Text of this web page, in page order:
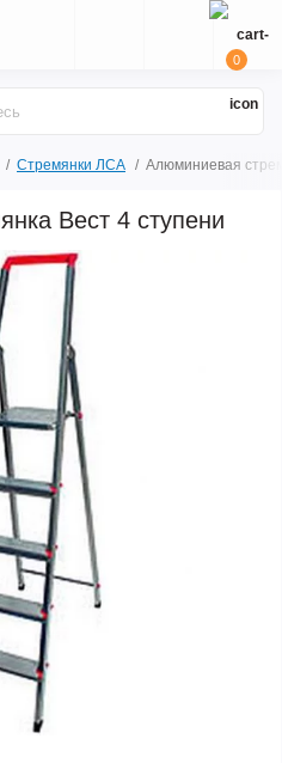
0
Стремянки ЛСА Алюминиевая
Вест 4 ступени